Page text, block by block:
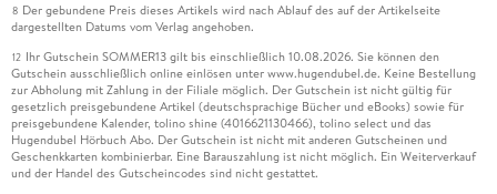
8 Der gebundene Preis dieses Artikels wird nach Ablauf des auf der Artikelseite
dargestellten Datums vom Verlag angehoben.
12 Ihr Gutschein SOMMER13 gilt bis einschließlich 10.08.2026. Sie können den
Gutschein ausschließlich online einlösen unter www.hugendubel.de. Keine Bestellung
zur Abholung mit Zahlung in der Filiale möglich. Der Gutschein ist nicht gültig für
gesetzlich preisgebundene Artikel (deutschsprachige Bücher und eBooks) sowie für
preisgebundene Kalender, tolino shine (4016621130466), tolino select und das
Hugendubel Hörbuch Abo. Der Gutschein ist nicht mit anderen Gutscheinen und
Geschenkkarten kombinierbar. Eine Barauszahlung ist nicht möglich. Ein Weiterverkauf
und der Handel des Gutscheincodes sind nicht gestattet.